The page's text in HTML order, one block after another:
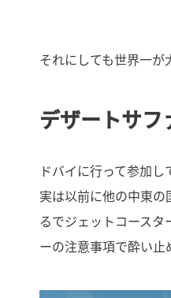
それにしても世界一が
デザートサフ
ドバイに行って参加し
実は以前に他の中東
るでジェットコース
ーの注意事項で酔い止